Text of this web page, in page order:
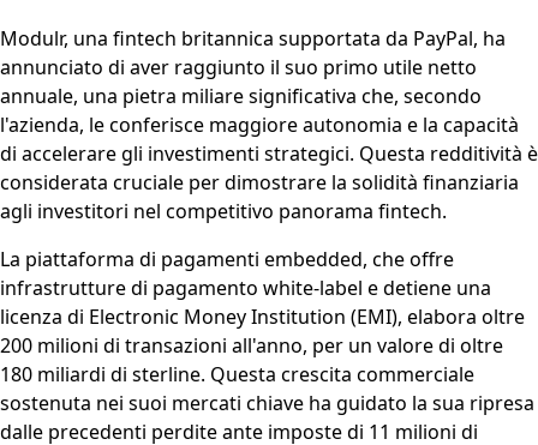
Modulr, una fintech britannica supportata da PayPal, ha
annunciato di aver raggiunto il suo primo utile netto
annuale, una pietra miliare significativa che, secondo
l'azienda, le conferisce maggiore autonomia e la capacità
di accelerare gli investimenti strategici. Questa redditività è
considerata cruciale per dimostrare la solidità finanziaria
agli investitori nel competitivo panorama fintech.
La piattaforma di pagamenti embedded, che offre
infrastrutture di pagamento white-label e detiene una
licenza di Electronic Money Institution (EMI), elabora oltre
200 milioni di transazioni all'anno, per un valore di oltre
180 miliardi di sterline. Questa crescita commerciale
sostenuta nei suoi mercati chiave ha guidato la sua ripresa
dalle precedenti perdite ante imposte di 11 milioni di